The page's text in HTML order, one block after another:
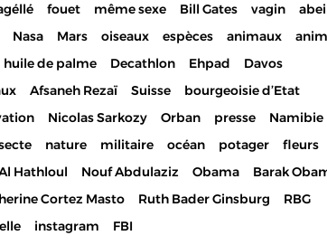
fouet même sexe Bill Gates vagin
Nasa Mars oiseaux espèces animaux
huile de palme Decathlon Ehpad
Davos
Afsaneh Rezaï Suisse
bourgeoisie d’Etat
Nicolas Sarkozy Orban presse
Namibie
nature militaire océan potager
fleurs
Hathloul Nouf Abdulaziz Obama
Barak
Cortez Masto Ruth Bader Ginsburg
RBG
instagram FBI